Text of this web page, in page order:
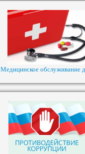
Медицинское обслуживание